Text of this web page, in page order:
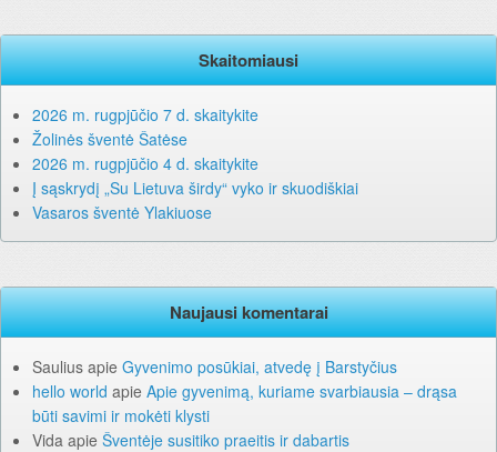
Skaitomiausi
2026 m. rugpjūčio 7 d. skaitykite
Žolinės šventė Šatėse
2026 m. rugpjūčio 4 d. skaitykite
Į sąskrydį „Su Lietuva širdy“ vyko ir skuodiškiai
Vasaros šventė Ylakiuose
Naujausi komentarai
Saulius apie Gyvenimo posūkiai, atvedę į Barstyčius
hello world apie Apie gyvenimą, kuriame svarbiausia – drąsa
būti savimi ir mokėti klysti
Vida apie Šventėje susitiko praeitis ir dabartis